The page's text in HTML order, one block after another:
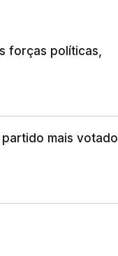
forças políticas,
mais votado